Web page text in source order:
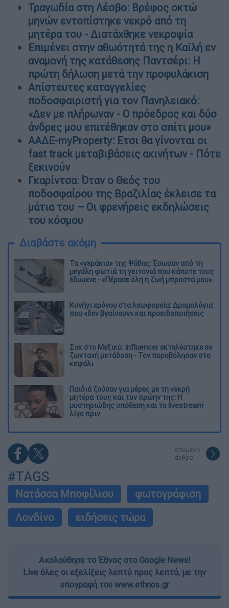
Τραγωδία στη Λέσβο: Βρέφος οκτώ
μηνών εντοπίστηκε νεκρό από τη
μητέρα του - Διατάχθηκε νεκροψία
Επιμένει στην αθωότητά της η Καϊλή εν
αναμονή της κατάθεσης Παντσέρι: Η
πρώτη δήλωση μετά την προφυλάκιση
Απίστευτες καταγγελίες
ποδοσφαιριστή για τον Πανηλειακό:
«Δεν με πλήρωναν - Ο πρόεδρος και δύο
άνδρες μου επιτέθηκαν στο σπίτι μου»
ΑΑΔΕ-myProperty: Ετσι θα γίνονται οι
fast track μεταβιβάσεις ακινήτων - Πότε
ξεκινούν
Γκαρίντσα: Όταν ο Θεός του
ποδοσφαίρου της Βραζιλίας έκλεισε τα
μάτια του – Οι φρενήρεις εκδηλώσεις
του κόσμου
Διαβάστε ακόμη
Τα «γεράκια» της Ψάθας: Έσωσαν από τη
μεγάλη φωτιά τη γειτονιά που κάποτε τους
έδιωχνε - «Πέρασε όλη η ζωή μπροστά μου»
Κυνήγι χρόνου στα λεωφορεία: Δρομολόγια
που «δεν βγαίνουν» και προειδοποιήσεις
Σοκ στο Μεξικό: Influencer εκτελέστηκε σε
ζωντανή μετάδοση - Τον πυροβόλησαν στο
κεφάλι
Παιδιά ζούσαν για μέρες με τη νεκρή
μητέρα τους και τον πρώην της: Η
μυστηριώδης υπόθεση και το livestream
λίγο πριν
επόμενο
άρθρο
#TAGS
Νατάσσα Μποφίλιου
φωτογράφιση
Λονδίνο
ειδήσεις τώρα
Ακολούθησε το Έθνος στο Google News!
Live όλες οι εξελίξεις λεπτό προς λεπτό, με την
υπογραφή του www.ethnos.gr